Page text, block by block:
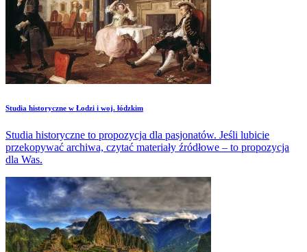
Studia historyczne w Łodzi i woj. łódzkim
Studia historyczne to propozycja dla pasjonatów. Jeśli lubicie
przekopywać archiwa, czytać materiały źródłowe – to propozycja
dla Was.